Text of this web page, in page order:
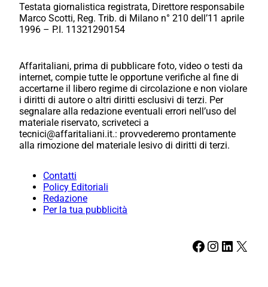
Testata giornalistica registrata, Direttore responsabile
Marco Scotti, Reg. Trib. di Milano n° 210 dell’11 aprile
1996 – P.I. 11321290154
Affaritaliani, prima di pubblicare foto, video o testi da
internet, compie tutte le opportune verifiche al fine di
accertarne il libero regime di circolazione e non violare
i diritti di autore o altri diritti esclusivi di terzi. Per
segnalare alla redazione eventuali errori nell’uso del
materiale riservato, scriveteci a
tecnici@affaritaliani.it.: provvederemo prontamente
alla rimozione del materiale lesivo di diritti di terzi.
Contatti
Policy Editoriali
Redazione
Per la tua pubblicità
Facebook Instagram LinkedIn X